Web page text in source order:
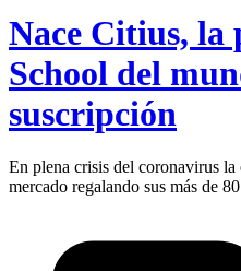
Nace Citius,
School del
suscripción
En plena crisis del coronavirus la
mercado regalando sus más de